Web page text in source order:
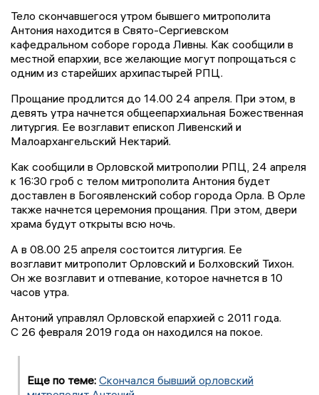
Тело скончавшегося утром бывшего митрополита
Антония находится в Свято-Сергиевском
кафедральном соборе города Ливны. Как сообщили в
местной епархии, все желающие могут попрощаться с
одним из старейших архипастырей РПЦ.
Прощание продлится до 14.00 24 апреля. При этом, в
девять утра начнется общеепархиальная Божественная
литургия. Ее возглавит епископ Ливенский и
Малоархангельский Нектарий.
Как сообщили в Орловской митрополии РПЦ, 24 апреля
к 16:30 гроб с телом митрополита Антония будет
доставлен в Богоявленский собор города Орла. В Орле
также начнется церемония прощания. При этом, двери
храма будут открыты всю ночь.
А в 08.00 25 апреля состоится литургия. Ее
возглавит митрополит Орловский и Болховский Тихон.
Он же возглавит и отпевание, которое начнется в 10
часов утра.
Антоний управлял Орловской епархией с 2011 года.
С 26 февраля 2019 года он находился на покое.
Еще по теме: Скончался бывший орловский